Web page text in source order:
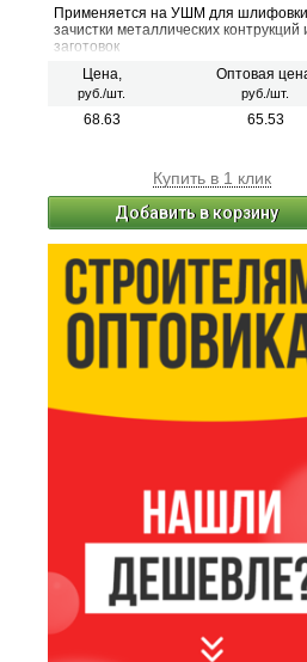
Применяется на УШМ для
зачистки металлических контрукций
заготовок
Цена,
руб./шт.
Оптовая
руб./шт.
68.63 65.53
Купить в 1 клик
Добавить в корзину